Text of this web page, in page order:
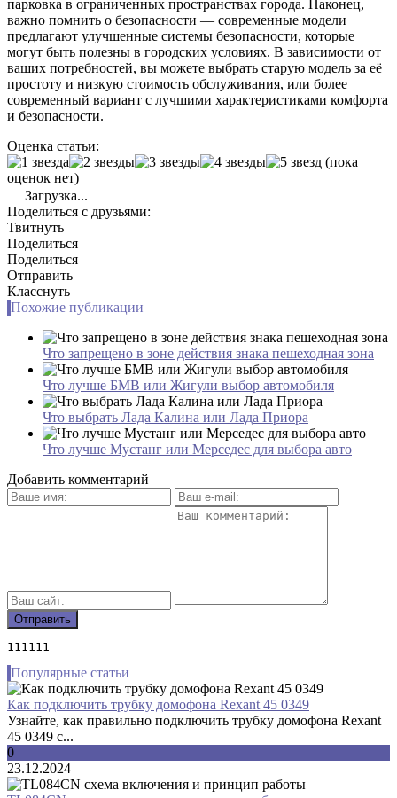
парковка в ограниченных пространствах города. Наконец,
важно помнить о безопасности — современные модели
предлагают улучшенные системы безопасности, которые
могут быть полезны в городских условиях. В зависимости от
ваших потребностей, вы можете выбрать старую модель за её
простоту и низкую стоимость обслуживания, или более
современный вариант с лучшими характеристиками комфорта
и безопасности.
Оценка статьи:
(пока
оценок нет)
Загрузка...
Поделиться с друзьями:
Твитнуть
Поделиться
Поделиться
Отправить
Класснуть
Похожие публикации
Что запрещено в зоне действия знака пешеходная зона
Что лучше БМВ или Жигули выбор автомобиля
Что выбрать Лада Калина или Лада Приора
Что лучше Мустанг или Мерседес для выбора авто
Добавить комментарий
111111
Популярные статьи
Как подключить трубку домофона Rexant 45 0349
Узнайте, как правильно подключить трубку домофона Rexant
45 0349 с...
0
23.12.2024